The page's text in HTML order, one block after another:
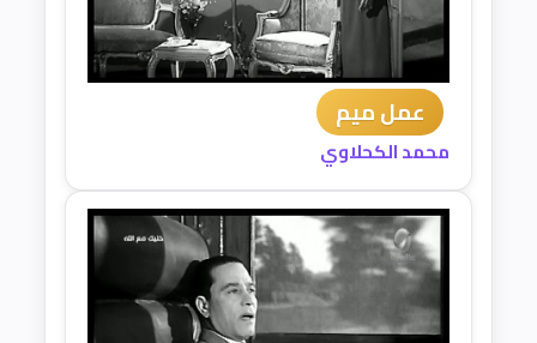
عمل ميم
محمد الكحلاوي